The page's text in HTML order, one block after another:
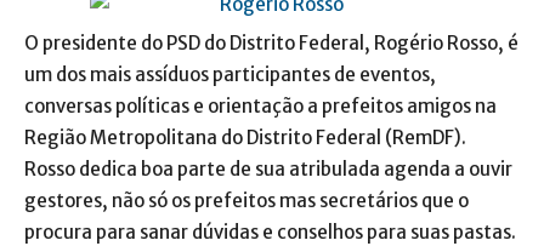
O presidente do PSD do Dis­trito Federal, Rogério Rosso, é
um dos mais assíduos participantes de e­ventos,
conversas políticas e orientação a prefeitos amigos na
Região Me­tropolitana do Distrito Federal (RemDF).
Rosso dedica boa parte de sua atribulada agenda a ouvir
gestores, não só os prefeitos mas se­cre­tários que o
procura para sanar dú­vidas e conselhos para suas pastas.